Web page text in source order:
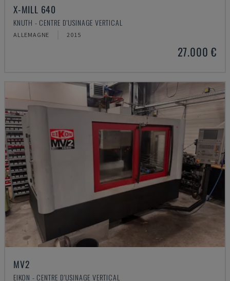
X-MILL 640
KNUTH - CENTRE D'USINAGE VERTICAL
ALLEMAGNE 2015
27.000 €
MV2
EIKON - CENTRE D'USINAGE VERTICAL